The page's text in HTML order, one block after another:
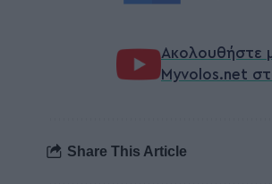
Ακολουθήστε
Myvolos.net
Share This Article